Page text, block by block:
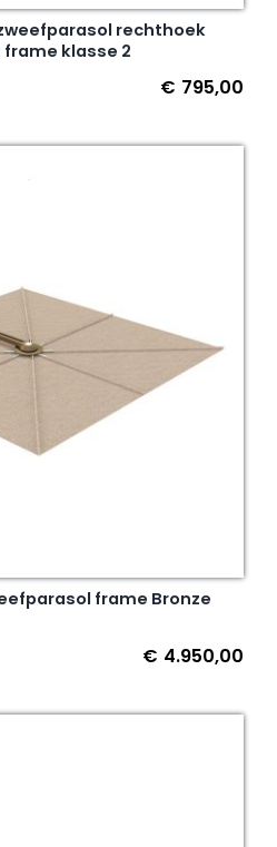
zweefparasol rechthoek
klasse 2
€ 795,00
frame Bronze
€ 4.950,00